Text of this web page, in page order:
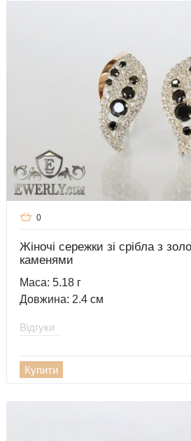
0
Жіночі сережки зі срібла з
каменями
Маса: 5.18 г
Довжина: 2.4 см
Відгуки
Купити